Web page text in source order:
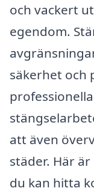
och vackert
egendom.
säkerhet och
att även
städer. Här
du kan hitta